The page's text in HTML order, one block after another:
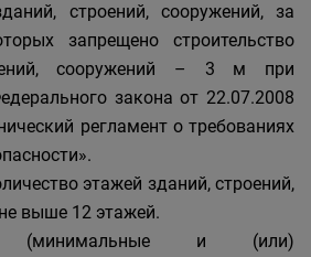
строений, сооружений, за
запрещено строительство
сооружений – 3 м при
закона от 22.07.2008
регламент о требованиях
этажей зданий, строений,
выше 12 этажей.
(минимальные и (или)